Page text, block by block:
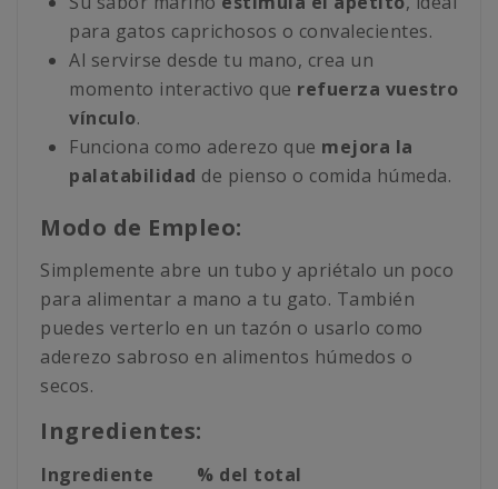
para gatos caprichosos o convalecientes.
Al servirse desde tu mano, crea un
momento interactivo que refuerza vuestro
vínculo.
Funciona como aderezo que mejora la
palatabilidad de pienso o comida húmeda.
Modo de Empleo:
Simplemente abre un tubo y apriétalo un poco
para alimentar a mano a tu gato. También
puedes verterlo en un tazón o usarlo como
aderezo sabroso en alimentos húmedos o
secos.
Ingredientes:
Ingrediente
% del total